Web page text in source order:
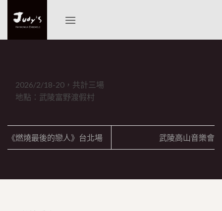
content
2026/2/18-20，共計三場
地點：武陵富野渡假村
《燃燒最後的戀人》台北場 武陵高山音樂會